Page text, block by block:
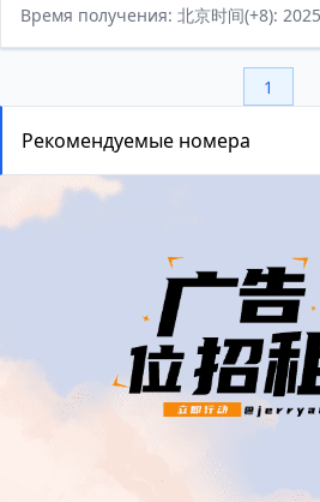
Время получения: 北京时间(+8):
1
Рекомендуемые номера